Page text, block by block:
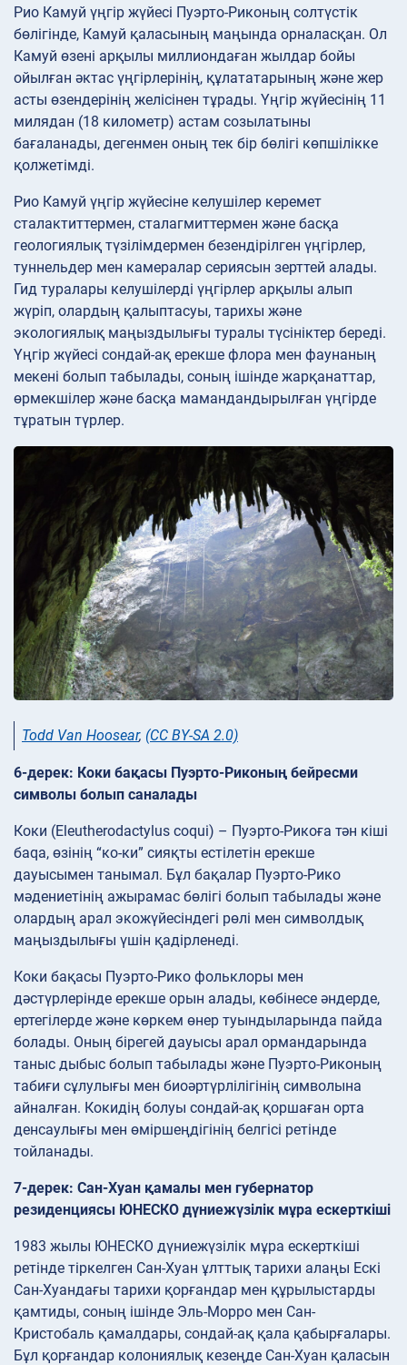
Рио Камуй үңгір жүйесі Пуэрто-Риконың солтүстік
бөлігінде, Камуй қаласының маңында орналасқан. Ол
Камуй өзені арқылы миллиондаған жылдар бойы
ойылған әктас үңгірлерінің, құлататарының және жер
асты өзендерінің желісінен тұрады. Үңгір жүйесінің 11
милядан (18 километр) астам созылатыны
бағаланады, дегенмен оның тек бір бөлігі көпшілікке
қолжетімді.
Рио Камуй үңгір жүйесіне келушілер керемет
сталактиттермен, сталагмиттермен және басқа
геологиялық түзілімдермен безендірілген үңгірлер,
туннельдер мен камералар сериясын зерттей алады.
Гид туралары келушілерді үңгірлер арқылы алып
жүріп, олардың қалыптасуы, тарихы және
экологиялық маңыздылығы туралы түсініктер береді.
Үңгір жүйесі сондай-ақ ерекше флора мен фаунаның
мекені болып табылады, соның ішінде жарқанаттар,
өрмекшілер және басқа мамандандырылған үңгірде
тұратын түрлер.
Todd Van Hoosear, (CC BY-SA 2.0)
6-дерек: Коки бақасы Пуэрто-Риконың бейресми
символы болып саналады
Коки (Eleutherodactylus coqui) – Пуэрто-Рикоға тән кіші
баqa, өзінің “ко-ки” сияқты естілетін ерекше
дауысымен танымал. Бұл бақалар Пуэрто-Рико
мәдениетінің ажырамас бөлігі болып табылады және
олардың арал экожүйесіндегі рөлі мен символдық
маңыздылығы үшін қадірленеді.
Коки бақасы Пуэрто-Рико фольклоры мен
дәстүрлерінде ерекше орын алады, көбінесе әндерде,
ертегілерде және көркем өнер туындыларында пайда
болады. Оның бірегей дауысы арал ормандарында
таныс дыбыс болып табылады және Пуэрто-Риконың
табиғи сұлулығы мен биоәртүрлілігінің символына
айналған. Кокидің болуы сондай-ақ қоршаған орта
денсаулығы мен өміршеңдігінің белгісі ретінде
тойланады.
7-дерек: Сан-Хуан қамалы мен губернатор
резиденциясы ЮНЕСКО дүниежүзілік мұра ескерткіші
1983 жылы ЮНЕСКО дүниежүзілік мұра ескерткіші
ретінде тіркелген Сан-Хуан ұлттық тарихи алаңы Ескі
Сан-Хуандағы тарихи қорғандар мен құрылыстарды
қамтиды, соның ішінде Эль-Морро мен Сан-
Кристобаль қамалдары, сондай-ақ қала қабырғалары.
Бұл қорғандар колониялық кезеңде Сан-Хуан қаласын